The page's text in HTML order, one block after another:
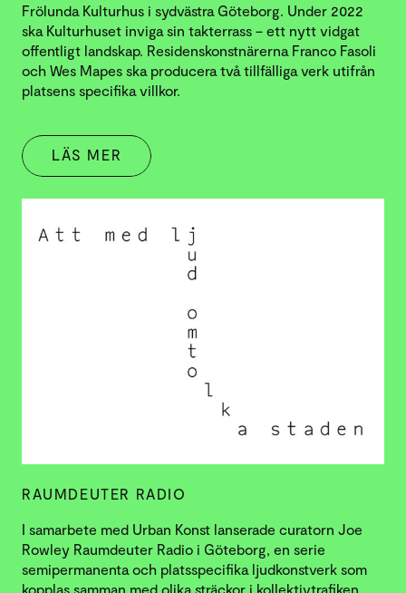
Frölunda Kulturhus i sydvästra Göteborg. Under 2022
ska Kulturhuset inviga sin takterrass – ett nytt vidgat
offentligt landskap. Residenskonstnärerna Franco Fasoli
och Wes Mapes ska producera två tillfälliga verk utifrån
platsens specifika villkor.
LÄS MER
RAUMDEUTER RADIO
I samarbete med Urban Konst lanserade curatorn Joe
Rowley Raumdeuter Radio i Göteborg, en serie
semipermanenta och platsspecifika ljudkonstverk som
kopplas samman med olika sträckor i kollektivtrafiken.